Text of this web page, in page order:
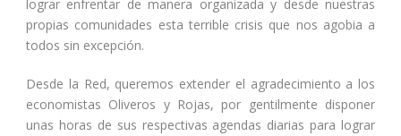
lograr enfrentar de manera organizada y desde nuestras
propias comunidades esta terrible crisis que nos agobia a
todos sin excepción.
Desde la Red, queremos extender el agradecimiento a los
economistas Oliveros y Rojas, por gentilmente disponer
unas horas de sus respectivas agendas diarias para lograr